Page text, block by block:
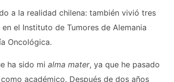
a la realidad chilena: también vivió tres
el Instituto de Tumores de Alemania
Oncológica.
ha sido mi alma mater, ya que he pasado
académico. Después de dos años